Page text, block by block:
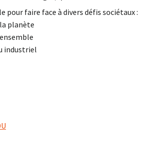
pour faire face à divers défis sociétaux :
planète
industriel